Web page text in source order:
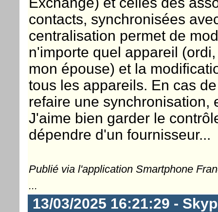
contacts, synchronisées
centralisation permet de
n'importe quel appareil
mon épouse) et la
tous les appareils. En cas
refaire une synchronisation,
J'aime bien garder le
dépendre d'un fournisseur...
Publié via l'application Smartphone
...
13/03/2025 16:21:29 -